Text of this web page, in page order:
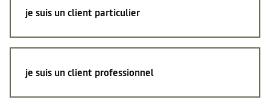
je suis un client particulier
je suis un client professionnel